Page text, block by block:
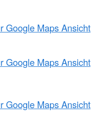
Google Maps Ansicht
Google Maps Ansicht
Google Maps Ansicht